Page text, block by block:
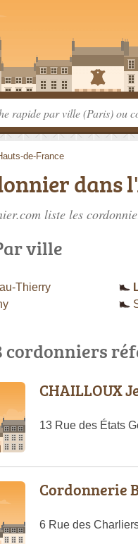
de-France
dans
liste les
ville
Thierry
cordonniers
CHAILLOUX
13 Rue des États
Cordonnerie
6 Rue des